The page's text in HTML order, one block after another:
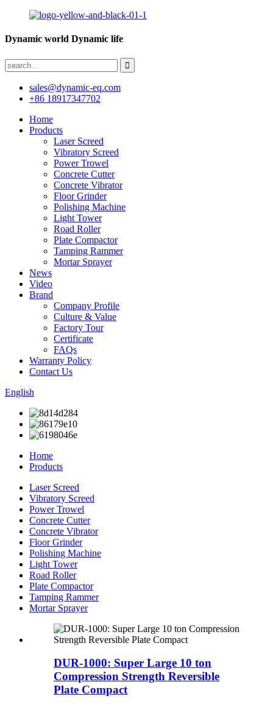
Dynamic world Dynamic life
sales@dynamic-eq.com
+86 18917347702
Home
Products
Laser Screed
Vibratory Screed
Power Trowel
Concrete Cutter
Concrete Vibrator
Floor Grinder
Polishing Machine
Light Tower
Road Roller
Plate Compactor
Tamping Rammer
Mortar Sprayer
News
Video
Brand
Company Profile
Culture & Value
Factory Tour
Certificate
FAQs
Warranty Policy
Contact Us
English
Home
Products
Laser Screed
Vibratory Screed
Power Trowel
Concrete Cutter
Concrete Vibrator
Floor Grinder
Polishing Machine
Light Tower
Road Roller
Plate Compactor
Tamping Rammer
Mortar Sprayer
DUR-1000: Super Large 10 ton
Compression Strength Reversible
Plate Compact